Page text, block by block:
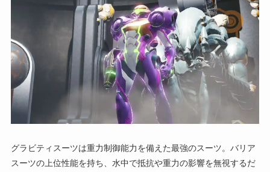
グラビティスーツは重力制御能力を備えた最強のスーツ。バリア
スーツの上位性能を持ち、水中で抵抗や重力の影響を無視するだ